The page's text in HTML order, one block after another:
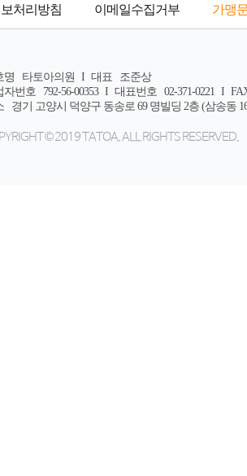
처리방침 이메일수집거부 가맹
명 타토아의원 I 대표 조준상
자번호 792-56-00353 I 대표번호 02-371-0221 I
경기 고양시 덕양구 동송로 69 명빌딩 2층 (삼송동
© 2019 TATOA. ALL RIGHTS RESERVED.